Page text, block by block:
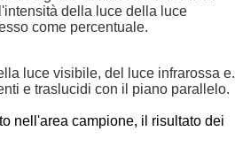
della luce della luce
come percentuale.
luce visibile, del luce infrarossa e.
e traslucidi con il piano parallelo.
nell'area campione, il risultato dei